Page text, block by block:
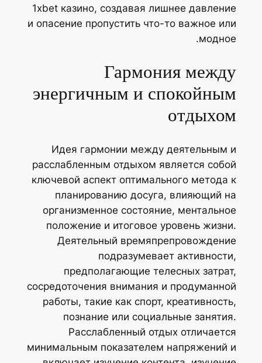
1xbet казино, создавая лишнее давление
и опасение пропустить что-то важное или
модное.
Гармония между
энергичным и спокойным
отдыхом
Идея гармонии между деятельным и
расслабленным отдыхом является собой
ключевой аспект оптимального метода к
планированию досуга, влияющий на
организменное состояние, ментальное
положение и итоговое уровень жизни.
Деятельный времяпрепровождение
подразумевает активности,
предполагающие телесных затрат,
сосредоточения внимания и продуманной
работы, такие как спорт, креативность,
познание или социальные занятия.
Расслабленный отдых отличается
минимальным показателем напряжений и